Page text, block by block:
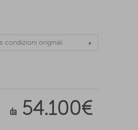
condizioni originali
da 54.100€